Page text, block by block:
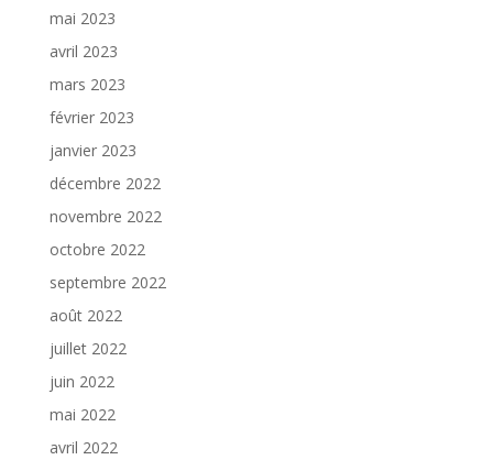
mai 2023
avril 2023
mars 2023
février 2023
janvier 2023
décembre 2022
novembre 2022
octobre 2022
septembre 2022
août 2022
juillet 2022
juin 2022
mai 2022
avril 2022